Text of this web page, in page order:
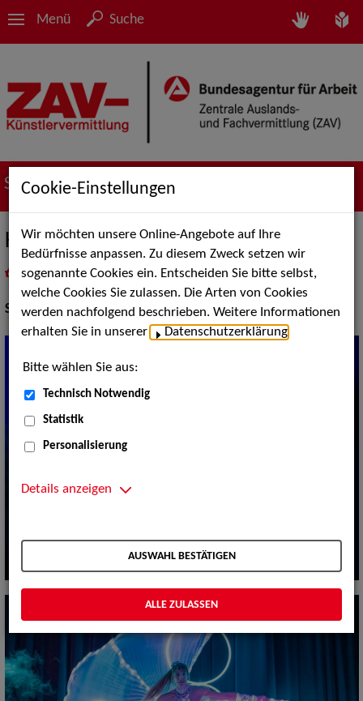
Menü Suche
Suche nach Künstler*innen
Kungfire – LED
als PDF speichern
inMeine Merklistelegen
Show Acts:Feuer und Lichtshows
Cookie-Einstellungen
Wir möchten unsere Online-Angebote auf Ihre
Bedürfnisse anpassen. Zu diesem Zweck setzen wir
sogenannte Cookies ein. Entscheiden Sie bitte selbst,
welche Cookies Sie zulassen. Die Arten von Cookies
werden nachfolgend beschrieben. Weitere Informationen
erhalten Sie in unserer
Datenschutzerklärung
Bitte wählen Sie aus:
Technisch Notwendig
Statistik
Personalisierung
Details anzeigen
AUSWAHL BESTÄTIGEN
ALLE ZULASSEN